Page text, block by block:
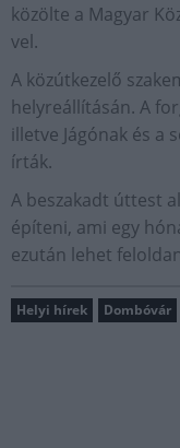
közölte a Magyar
vel.
A közútkezelő
helyreállításán. A
illetve Jágónak és a
írták.
A beszakadt úttest
építeni, ami egy
ezután lehet
Helyi hírek Dombóvár